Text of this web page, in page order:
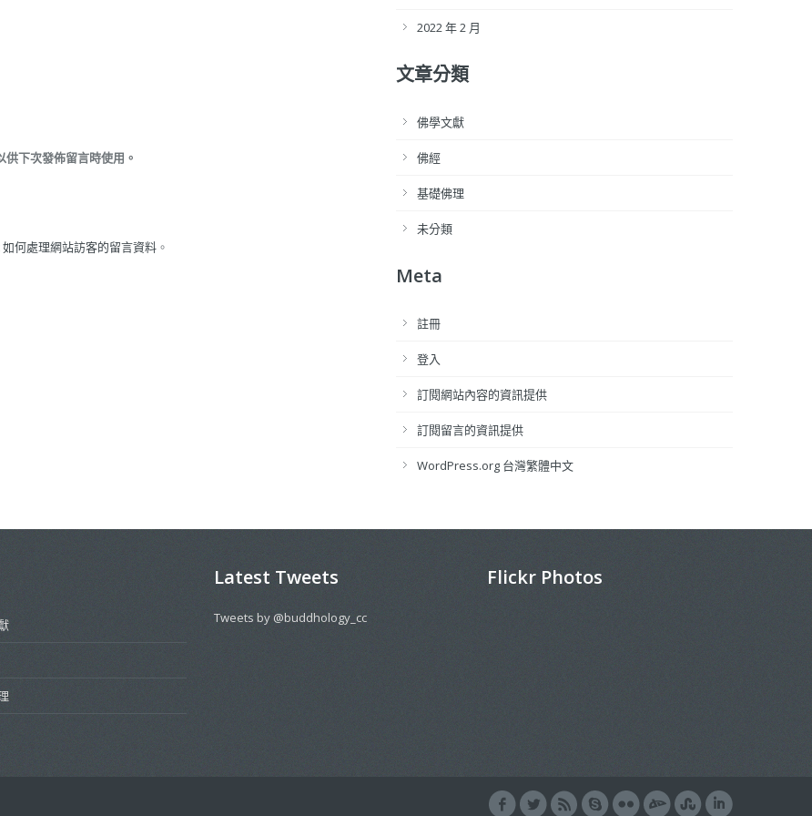
下次發佈留言時使用。
何處理網站訪客的留言資料 。
2022 年 2 月
文章分類
佛學文獻
佛經
基礎佛理
未分類
Meta
註冊
登入
訂閱網站內容的資訊提供
訂閱留言的資訊提供
WordPress.org 台灣繁體中文
Latest Tweets
Tweets by @buddhology_cc
Flickr Photos